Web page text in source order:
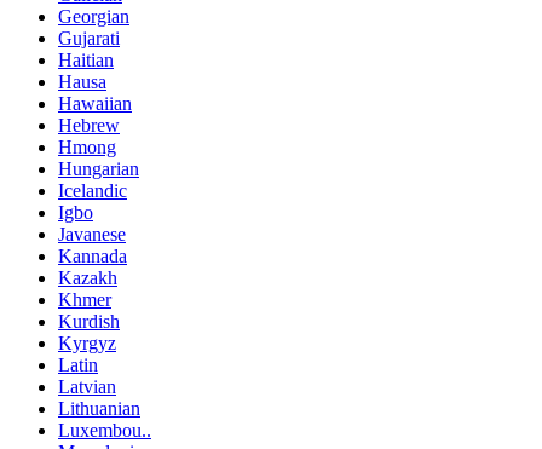
Georgian
Gujarati
Haitian
Hausa
Hawaiian
Hebrew
Hmong
Hungarian
Icelandic
Igbo
Javanese
Kannada
Kazakh
Khmer
Kurdish
Kyrgyz
Latin
Latvian
Lithuanian
Luxembou..